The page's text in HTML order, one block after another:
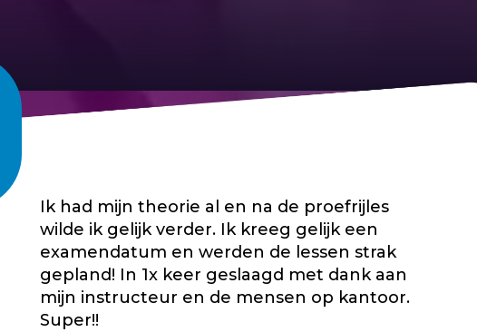
Ik had mijn theorie al en na de proefrijles
wilde ik gelijk verder. Ik kreeg gelijk een
examendatum en werden de lessen strak
gepland! In 1x keer geslaagd met dank aan
mijn instructeur en de mensen op kantoor.
Super!!